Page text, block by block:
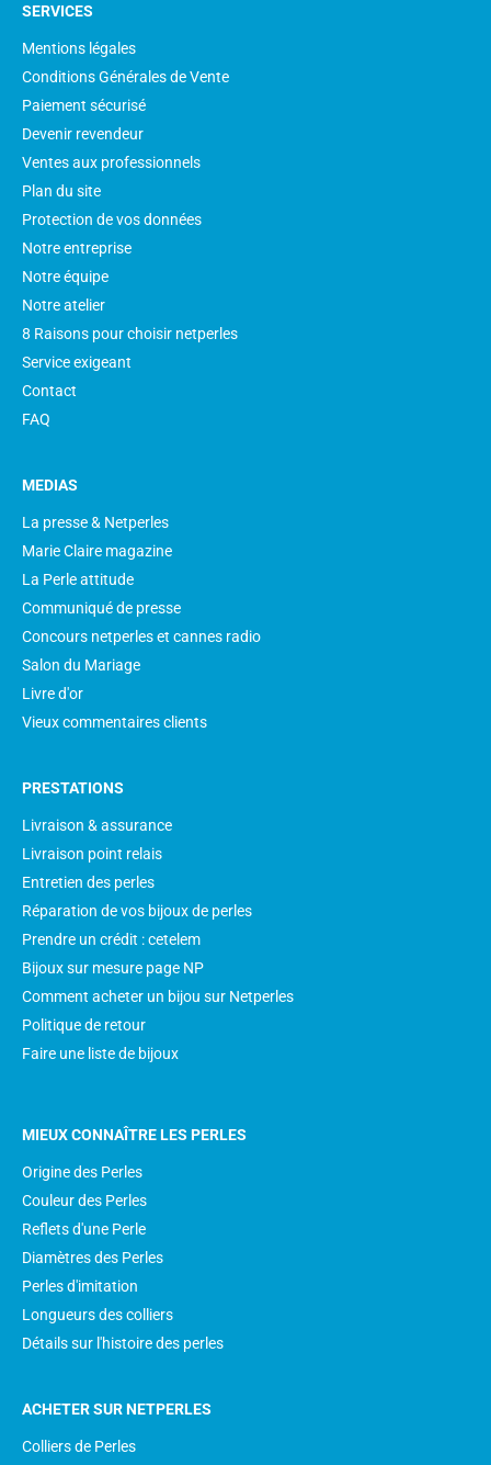
SERVICES
Mentions légales
Conditions Générales de Vente
Paiement sécurisé
Devenir revendeur
Ventes aux professionnels
Plan du site
Protection de vos données
Notre entreprise
Notre équipe
Notre atelier
8 Raisons pour choisir netperles
Service exigeant
Contact
FAQ
MEDIAS
La presse & Netperles
Marie Claire magazine
La Perle attitude
Communiqué de presse
Concours netperles et cannes radio
Salon du Mariage
Livre d'or
Vieux commentaires clients
PRESTATIONS
Livraison & assurance
Livraison point relais
Entretien des perles
Réparation de vos bijoux de perles
Prendre un crédit : cetelem
Bijoux sur mesure page NP
Comment acheter un bijou sur Netperles
Politique de retour
Faire une liste de bijoux
MIEUX CONNAÎTRE LES PERLES
Origine des Perles
Couleur des Perles
Reflets d'une Perle
Diamètres des Perles
Perles d'imitation
Longueurs des colliers
Détails sur l'histoire des perles
ACHETER SUR NETPERLES
Colliers de Perles